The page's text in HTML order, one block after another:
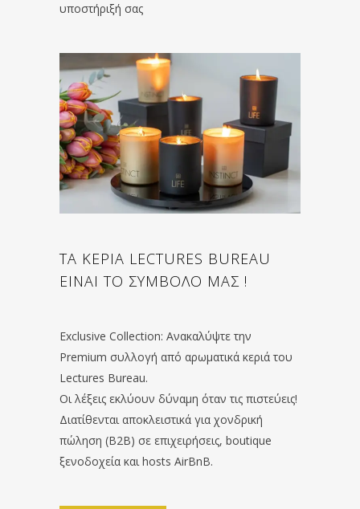
υποστήριξή σας
ΤΑ ΚΕΡΙΑ LECTURES BUREAU
ΕΙΝΑΙ ΤΟ ΣΥΜΒΟΛΟ ΜΑΣ !
Exclusive Collection: Ανακαλύψτε την
Premium συλλογή από αρωματικά κεριά του
Lectures Bureau.
Οι λέξεις εκλύουν δύναμη όταν τις πιστεύεις!
Διατίθενται αποκλειστικά για χονδρική
πώληση (B2B) σε επιχειρήσεις, boutique
ξενοδοχεία και hosts AirBnB.